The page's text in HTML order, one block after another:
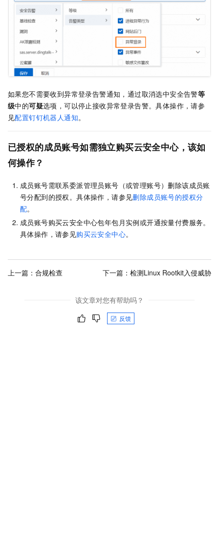
如果您不需要收到异常登录告警通知，通过取消选中安全告警等
级中的可疑选项，可以停止接收异常登录告警。具体操作，请参
见配置钉钉机器人通知。
已授权的成员账号如需独立购买云安全中心，该如
何操作？
成员账号需联系委派管理员账号（或管理账号）删除该成员账
号分配到的授权。具体操作，请参见删除成员账号的授权分
配。
成员账号购买云安全中心包年包月实例或开通按量付费服务。
具体操作，请参见购买云安全中心。
上一篇： 合规检查 下一篇： 检测Linux Rootkit入侵威胁
该文章对您有帮助吗？
反馈